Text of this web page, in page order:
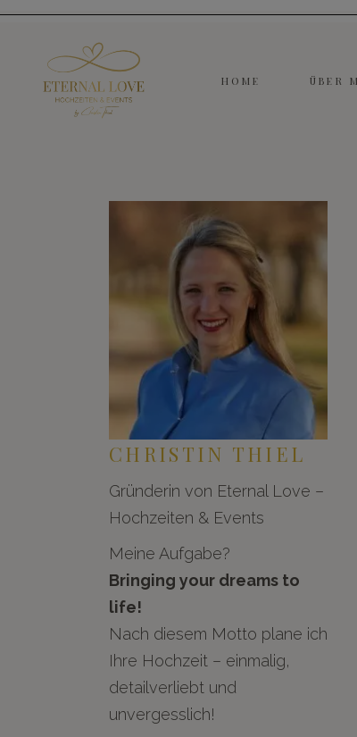
HOME ÜBER
CHRISTIN THIEL
Gründerin von Eternal Love –
Hochzeiten & Events
Meine Aufgabe?
Bringing your dreams to
life!
Nach diesem Motto plane ich
Ihre Hochzeit – einmalig,
detailverliebt und
unvergesslich!